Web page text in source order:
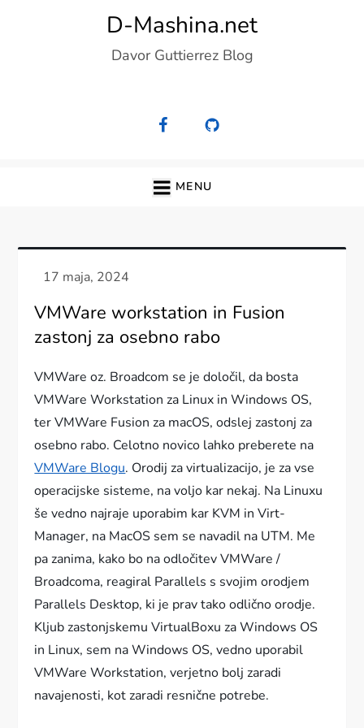
D-Mashina.net
Davor Guttierrez Blog
MENU
VMWare workstation in Fusion
zastonj za osebno rabo
VMWare oz. Broadcom se je določil, da bosta
VMWare Workstation za Linux in Windows OS,
ter VMWare Fusion za macOS, odslej zastonj za
osebno rabo. Celotno novico lahko preberete na
VMWare Blogu. Orodij za virtualizacijo, je za vse
operacijske sisteme, na voljo kar nekaj. Na Linuxu
še vedno najraje uporabim kar KVM in Virt-
Manager, na MacOS sem se navadil na UTM. Me
pa zanima, kako bo na odločitev VMWare /
Broadcoma, reagiral Parallels s svojim orodjem
Parallels Desktop, ki je prav tako odlično orodje.
Kljub zastonjskemu VirtualBoxu za Windows OS
in Linux, sem na Windows OS, vedno uporabil
VMWare Workstation, verjetno bolj zaradi
navajenosti, kot zaradi resnične potrebe.